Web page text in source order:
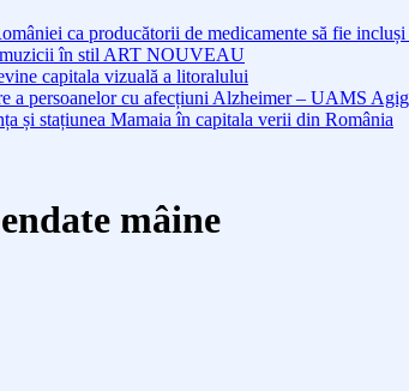
ca producătorii de medicamente să fie
în stil ART NOUVEAU
capitala vizuală a litoralului
a persoanelor cu afecțiuni Alzheimer – UAMS
și stațiunea Mamaia în capitala verii din România
mâine